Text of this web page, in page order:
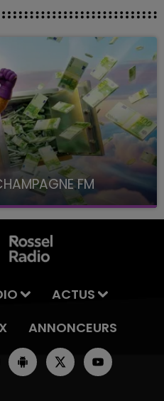
FM
FM, à 8H10
ACTUS
ANNONCEURS